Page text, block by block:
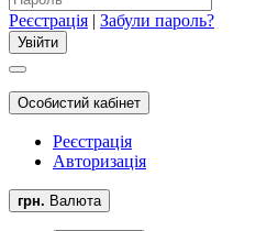
Реєстрація | Забули пароль?
Особистий кабінет
Реєстрація
Авторизація
грн. Валюта